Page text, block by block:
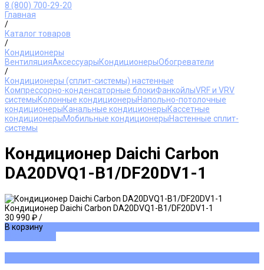
8 (800) 700-29-20
Главная
/
Каталог товаров
/
Кондиционеры
ВентиляцияАксессуарыКондиционерыОбогреватели
/
Кондиционеры (сплит-системы) настенные
Компрессорно-конденсаторные блокиФанкойлыVRF и VRV
системыКолонные кондиционерыНапольно-потолочные
кондиционерыКанальные кондиционерыКассетные
кондиционерыМобильные кондиционерыНастенные сплит-
системы
Кондиционер Daichi Carbon
DA20DVQ1-B1/DF20DV1-1
Кондиционер Daichi Carbon DA20DVQ1-B1/DF20DV1-1
30 990 ₽/
В корзину